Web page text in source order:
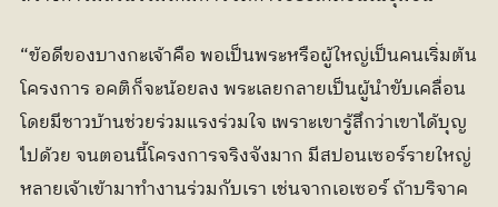
“ข้อดีของบางกะเจ้าคือ พอเป็นพระหรือผู้ใหญ่เป็นคนเริ่มต้น
โครงการ อคติก็จะน้อยลง พระเลยกลายเป็นผู้นำขับเคลื่อน
โดยมีชาวบ้านช่วยร่วมแรงร่วมใจ เพราะเขารู้สึกว่าเขาได้บุญ
ไปด้วย จนตอนนี้โครงการจริงจังมาก มีสปอนเซอร์รายใหญ่
หลายเจ้าเข้ามาทำงานร่วมกับเรา เช่นจากเอเซอร์ ถ้าบริจาค